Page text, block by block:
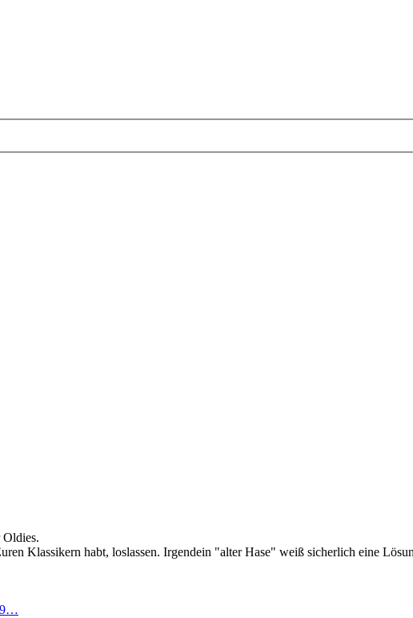
Klassikern habt, loslassen. Irgendein "alter Hase" weiß sicherlich eine